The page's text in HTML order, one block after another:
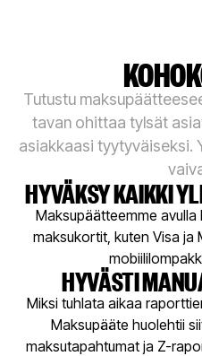
Tutustu
tavan ohittaa tylsät
asiakkaasi tyytyväiseksi.
HYVÄKSY KAIKKI
Maksupäätteemme
maksukortit, kuten Visa ja
HYVÄSTI
Miksi tuhlata aikaa
Maksupääte huolehtii
maksutapahtumat ja Z-